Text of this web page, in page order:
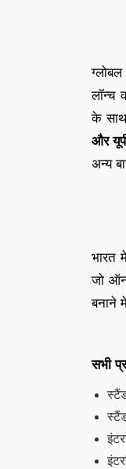
लॉन्च
के साथ
और
अन्य
भारत
जो
बनाने
सभी